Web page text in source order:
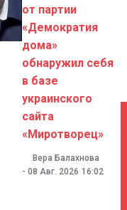
от партии
«Демократия
дома»
обнаружил себя
в базе
украинского
сайта
«Миротворец»
Вера Балахнова
- 08 Авг. 2026 16:02